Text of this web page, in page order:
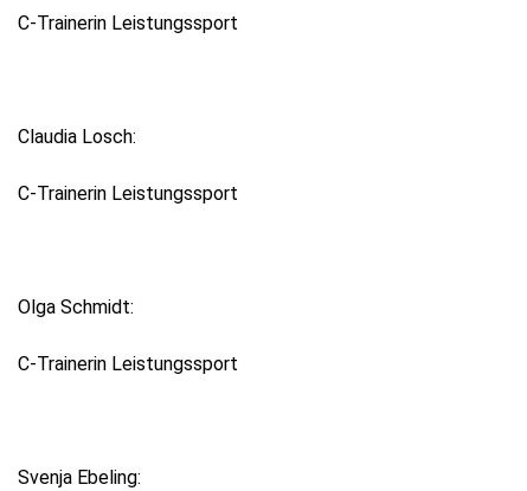
C-Trainerin Leistungssport
Claudia Losch:
C-Trainerin Leistungssport
Olga Schmidt:
C-Trainerin Leistungssport
Svenja Ebeling: